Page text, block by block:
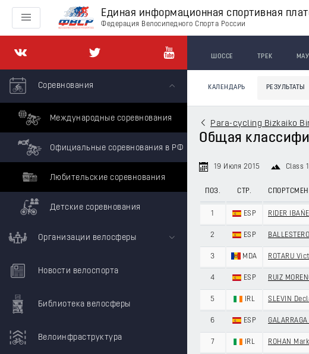
Единая информационная спортивная
Федерация Велосипедного Спорта России
Соревнования
Международные соревнования
Официальные соревнования в РФ
Любительские соревнования
Детские соревнования
Организации велосферы
Новости велоспорта
Библиотека велосферы
Велоинфраструктура
ШОССЕ ТРЕК
КАЛЕНДАРЬ РЕЗУЛЬТАТЫ
Para-cycling Bizkaiko
Общая
19 Июля 2015 Class 1
ПОЗ. СТР. СПОРТСМЕН
1 ESP RIDER
2 ESP
3 MDA ROTARU
4 ESP RUIZ
5 IRL SLEVIN
6 ESP
7 IRL ROHAN Mark